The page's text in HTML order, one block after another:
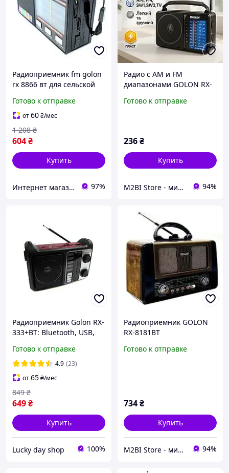
Радиоприемник fm golon
rx 8866 вт для сельской
приемом аккумулятор
Портативное радио
Готово к отправке
от60₴/мес
604₴
1 208 ₴
Купить
Интернет магазин "Select Store" 🛒 Только качественные товары по лучшим ценам ✅ 97%
Радио с AM и FM
диапазонами GOLON RX-
проигрыватель,
Готово к отправке
236₴
Купить
M2BI Store - мир техники и аксессуаров 94%
Радиоприемник Golon RX-
333+BT: Bluetooth, USB,
аккумулятор, от сети 220V
и батареек, фонарик
Готово к отправке
4.9 (23)
от65₴/мес
649₴
849 ₴
Купить
Lucky day shop 100%
Радиоприемник GOLON
RX-8181BT
Готово к отправке
734₴
Купить
M2BI Store - мир техники и аксессуаров 94%